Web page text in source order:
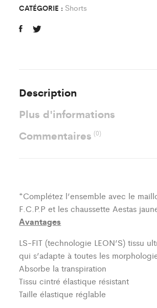
CATÉGORIE : Shorts
Description
Plus d'informations
Commentaires(0)
*Complétez l’ensemble avec le
F.C.P.P et les chaussette Aestas
Avantages
LS-FIT (technologie LEON’S)tissu
qui s’adapte à toutes les
Absorbe la transpiration
Tissu cintré élastique résistant
Taille élastique réglable